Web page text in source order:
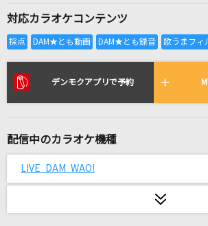
リアルタイムで歌われている
トレモロ
キセキ
GReeeeN
対応カラオケコンテンツ
デンモクアプリで予約
配信中のカラオケ機種
LIVE DAM WAO!